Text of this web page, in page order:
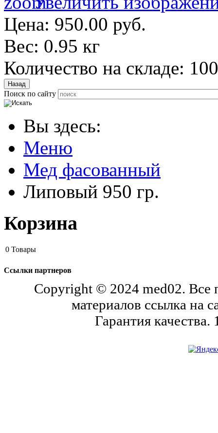
Цена: 950.00 руб.
Вес: 0.95 кг
Количество на складе: 100
Поиск по сайту
Вы здесь:
Меню
Мед фасованный
Липовый 950 гр.
Корзина
0 Товары
Ссылки партнеров
Copyright © 2024 med02. Все
материалов ссылка на
Гарантия